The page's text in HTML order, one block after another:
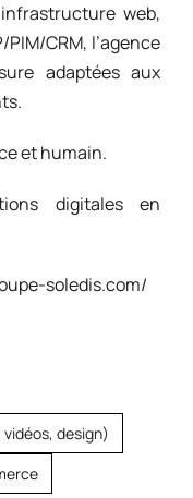
web,
CRM, l’agence
adaptées aux
et humain.​
digitales en
soledis.com/
design)